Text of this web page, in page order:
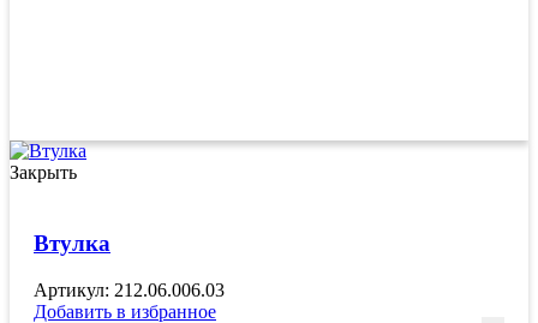
Закрыть
Втулка
Артикул: 212.06.006.03
Добавить в избранное